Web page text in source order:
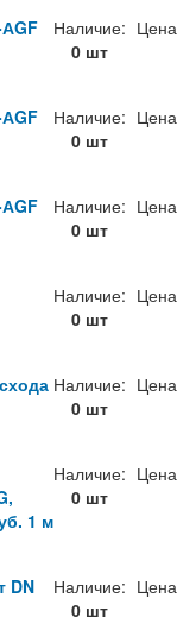
Наличие:
0 шт
Цена
Наличие:
0 шт
Цена
Наличие:
0 шт
Цена
Наличие:
0 шт
Цена
Наличие:
0 шт
Цена
1 м
Наличие:
0 шт
Цена
DN
Наличие:
0 шт
Цена